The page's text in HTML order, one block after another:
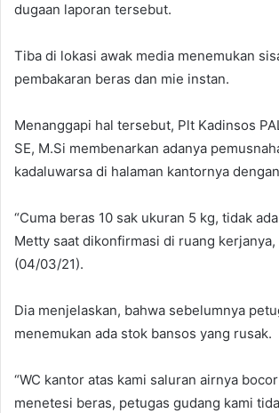
dugaan laporan tersebut.
Tiba di lokasi awak media menemukan
pembakaran beras dan mie instan.
Menanggapi hal tersebut, Plt Kadinsos
SE, M.Si membenarkan adanya
kadaluwarsa di halaman kantornya
“Cuma beras 10 sak ukuran 5 kg, tidak
Metty saat dikonfirmasi di ruang kerjanya,
(04/03/21).
Dia menjelaskan, bahwa sebelumnya
menemukan ada stok bansos yang rusak.
“WC kantor atas kami saluran airnya
menetesi beras, petugas gudang kami